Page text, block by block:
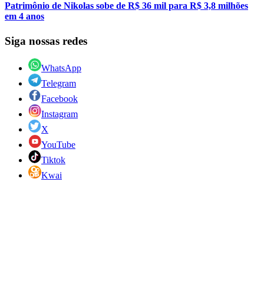
Patrimônio de Nikolas sobe de R$ 36 mil para R$ 3,8 milhões
em 4 anos
Siga nossas redes
WhatsApp
Telegram
Facebook
Instagram
X
YouTube
Tiktok
Kwai